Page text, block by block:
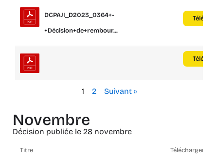
DCPAJI_D2023_0364+-
+Décision+de+rembour...
1 2 Suivant »
Novembre
Décision publiée le 28 novembre
Titre Télécharger